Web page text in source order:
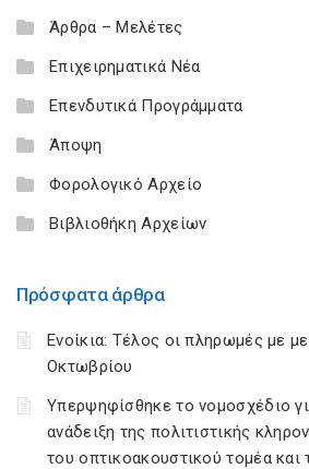
Άρθρα – Μελέτες
Επιχειρηματικά Νέα
Επενδυτικά Προγράμματα
Άποψη
Φορολογικό Αρχείο
Βιβλιοθήκη Αρχείων
Πρόσφατα άρθρα
Ενοίκια: Τέλος οι πληρωμές με
Οκτωβρίου
Υπερψηφίσθηκε το νομοσχέδιο
ανάδειξη της πολιτιστικής
του οπτικοακουστικού τομέα και